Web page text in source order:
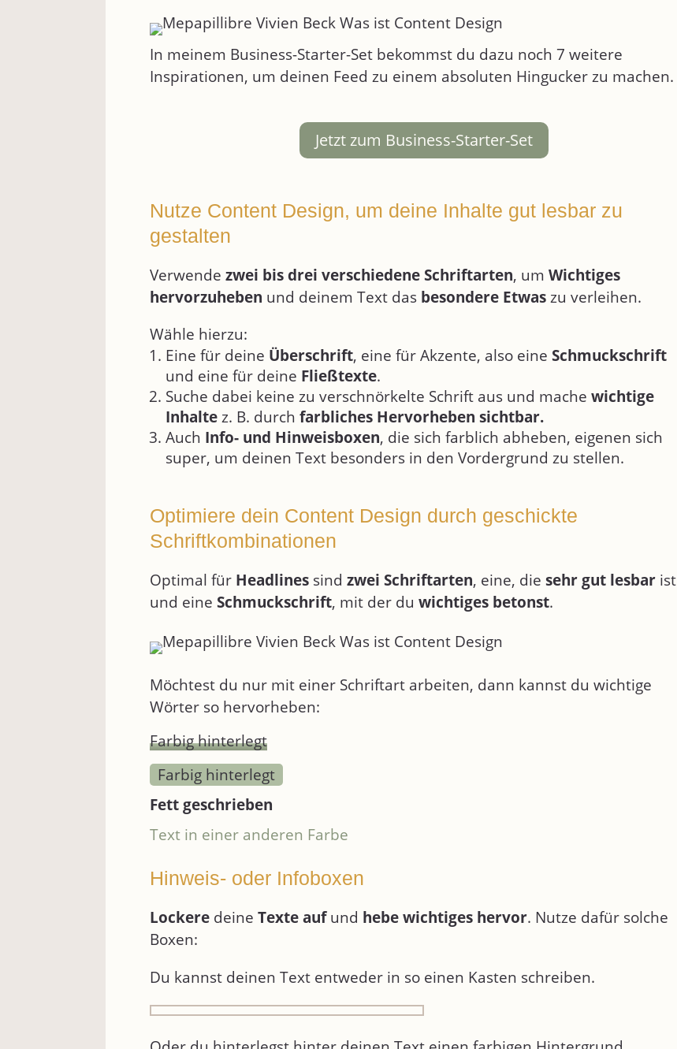
In meinem Business-Starter-Set bekommst du dazu noch 7 weitere
Inspirationen, um deinen Feed zu einem absoluten Hingucker zu machen.
Jetzt zum Business-Starter-Set
Nutze Content Design, um deine Inhalte gut lesbar zu
gestalten
Verwende zwei bis drei verschiedene Schriftarten, um Wichtiges
hervorzuheben und deinem Text das besondere Etwaszu verleihen.
Wähle hierzu:
Eine für deine Überschrift, eine für Akzente, also eine Schmuckschrift
und eine für deine Fließtexte.
Suche dabei keine zu verschnörkelte Schrift aus und mache wichtige
Inhaltez. B. durch farbliches Hervorheben sichtbar.
Auch Info- und Hinweisboxen, die sich farblich abheben, eigenen sich
super, um deinen Text besonders in den Vordergrund zu stellen.
Optimiere dein Content Design durch geschickte
Schriftkombinationen
Optimal für Headlinessind zwei Schriftarten, eine, die sehr gut lesbarist
und eine Schmuckschrift, mit der du wichtiges betonst.
Möchtest du nur mit einer Schriftart arbeiten, dann kannst du wichtige
Wörter so hervorheben:
Farbig hinterlegt
Farbig hinterlegt
Fett geschrieben
Text in einer anderen Farbe
Hinweis- oder Infoboxen
Lockere deine Texte aufund hebe wichtigeshervor. Nutze dafür solche
Boxen:
Du kannst deinen Text entweder in so einen Kasten schreiben.